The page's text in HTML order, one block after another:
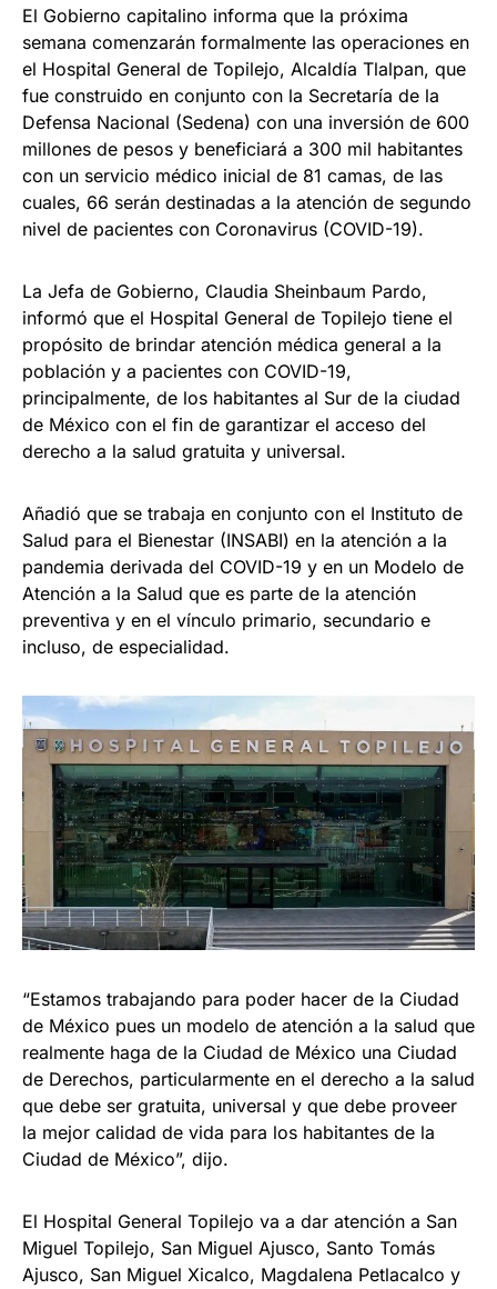
El Gobierno capitalino informa que la próxima
semana comenzarán formalmente las operaciones en
el Hospital General de Topilejo, Alcaldía Tlalpan, que
fue construido en conjunto con la Secretaría de la
Defensa Nacional (Sedena) con una inversión de 600
millones de pesos y beneficiará a 300 mil habitantes
con un servicio médico inicial de 81 camas, de las
cuales, 66 serán destinadas a la atención de segundo
nivel de pacientes con Coronavirus (COVID-19).
La Jefa de Gobierno, Claudia Sheinbaum Pardo,
informó que el Hospital General de Topilejo tiene el
propósito de brindar atención médica general a la
población y a pacientes con COVID-19,
principalmente, de los habitantes al Sur de la ciudad
de México con el fin de garantizar el acceso del
derecho a la salud gratuita y universal.
Añadió que se trabaja en conjunto con el Instituto de
Salud para el Bienestar (INSABI) en la atención a la
pandemia derivada del COVID-19 y en un Modelo de
Atención a la Salud que es parte de la atención
preventiva y en el vínculo primario, secundario e
incluso, de especialidad.
“Estamos trabajando para poder hacer de la Ciudad
de México pues un modelo de atención a la salud que
realmente haga de la Ciudad de México una Ciudad
de Derechos, particularmente en el derecho a la salud
que debe ser gratuita, universal y que debe proveer
la mejor calidad de vida para los habitantes de la
Ciudad de México”, dijo.
El Hospital General Topilejo va a dar atención a San
Miguel Topilejo, San Miguel Ajusco, Santo Tomás
Ajusco, San Miguel Xicalco, Magdalena Petlacalco y